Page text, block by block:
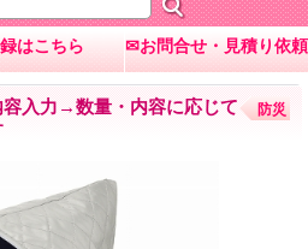
はこちら ✉お問合せ・見積り依頼
入力→数量・内容に応じて
防災